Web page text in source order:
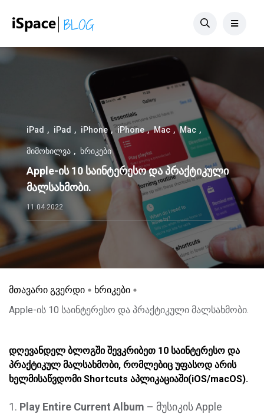
iPad iPad iPhone iPhone Mac Mac
მიმოხილვა ხრიკები
Apple-ის 10 საინტერესო და პრაქტიკული
მალსახმობი.
11.04.2022
მთავარი გვერდი
ხრიკები
Apple-ის 10 საინტერესო და პრაქტიკული მალსახმობი.
დღევანდელ ბლოგში შევკრიბეთ 10 საინტერესო და
პრაქტიკულ მალსახმობი, რომლებიც უფასოდ არის
ხელმისაწვდომი Shortcuts აპლიკაციაში(iOS/macOS).
Play Entire Current Album – მუსიკის Apple